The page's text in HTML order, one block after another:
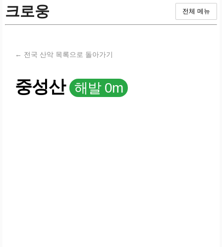
크로웅 전체 메뉴
← 전국 산악 목록으로 돌아가기
중성산 해발 0m